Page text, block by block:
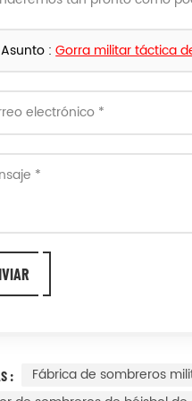
Asunto :Gorra militar táctica
:
Fábrica de sombreros